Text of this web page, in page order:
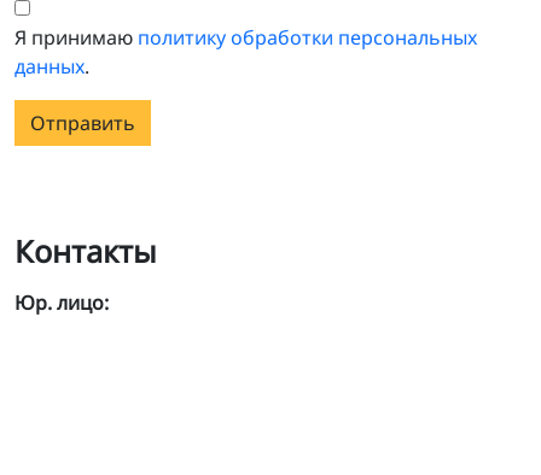
Я принимаю политику обработки персональных
данных.
Отправить
Контакты
Юр. лицо: